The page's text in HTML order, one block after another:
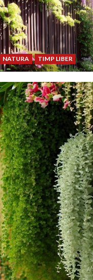
NATURA TIMP LIBER